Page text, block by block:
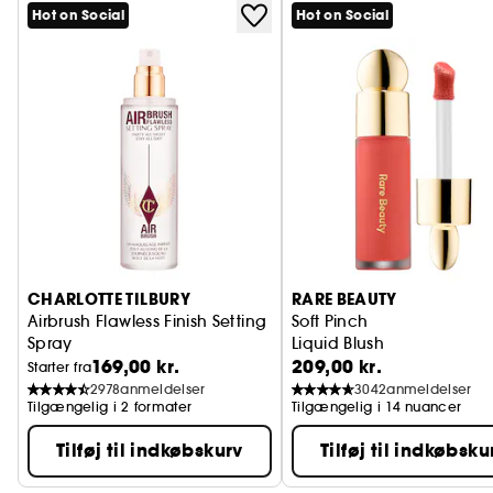
Hot on Social
CHARLOTTE TILBURY
Airbrush Flawless Finish Setting
Spray
Fikseringsspray til makeup
Starter fra169,00 kr.
2978anmeldelser
Tilgængelig i 2 formater
Tilføj til indkøbskurv
Hot on Social
RARE BEAUTY
Soft Pinch
Liquid Blush
209,00 kr.
3042anmeldelser
Tilgængelig i 14 nuancer
Tilføj til